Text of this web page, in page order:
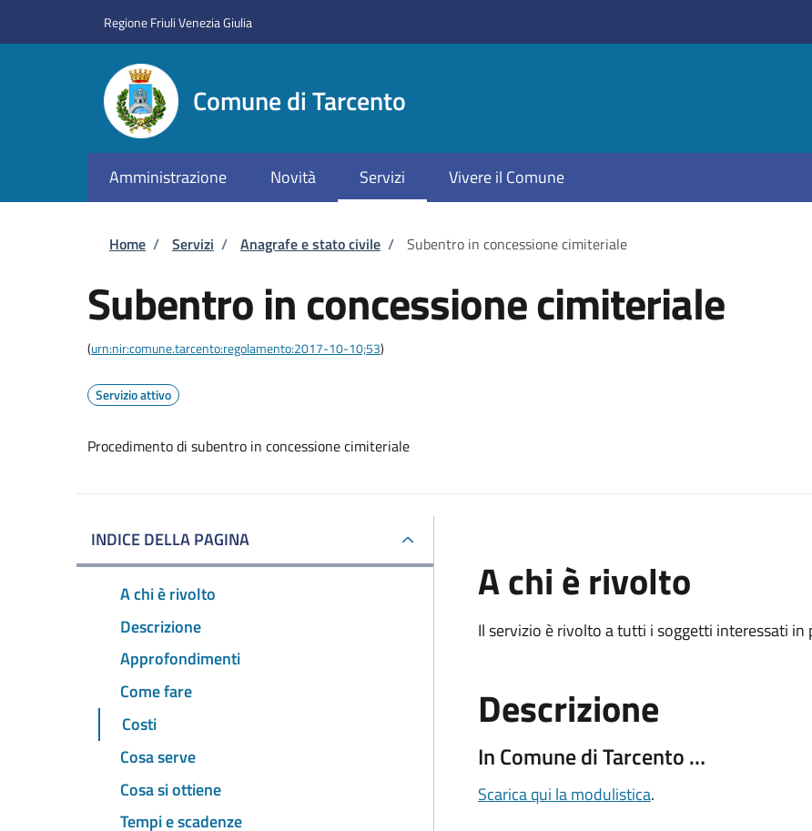
Regione Friuli Venezia Giulia
Comune di Tarcento
Amministrazione Novità Servizi Vivere il Comune
Briciole di pane
Home / Servizi / Anagrafe e stato civile / Subentro in concessione cimiteriale
Subentro in concessione cimiteriale
(urn:nir:comune.tarcento:regolamento:2017-10-10;53)
Servizio attivo
Procedimento di subentro in concessione cimiteriale
INDICE DELLA PAGINA
A chi è rivolto
Descrizione
Approfondimenti
Come fare
Costi
Cosa serve
Cosa si ottiene
Tempi e scadenze
A chi è rivolto
Il servizio è rivolto a tutti i soggetti interessati in
Descrizione
In Comune di Tarcento …
Scarica qui la modulistica.